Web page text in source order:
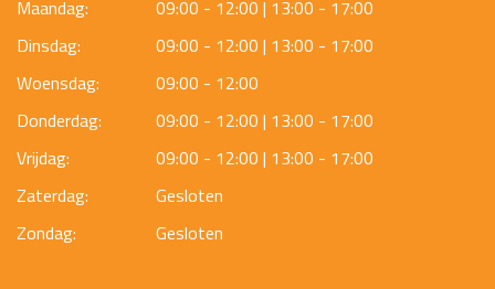
Maandag:
09:00 - 12:00 | 13:00 - 17:00
Dinsdag:
09:00 - 12:00 | 13:00 - 17:00
Woensdag:
09:00 - 12:00
Donderdag:
09:00 - 12:00 | 13:00 - 17:00
Vrijdag:
09:00 - 12:00 | 13:00 - 17:00
Zaterdag:
Gesloten
Zondag:
Gesloten